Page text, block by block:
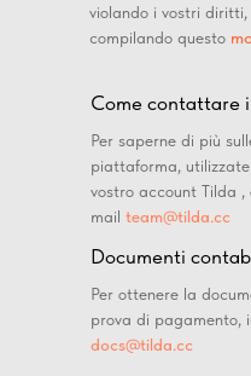
violando i vostri
compilando questo
Come contattare
Per saperne di più
piattaforma,
vostro account Tilda
mail team@tilda.cc
Documenti
Per ottenere la
prova di pagamento,
docs@tilda.cc